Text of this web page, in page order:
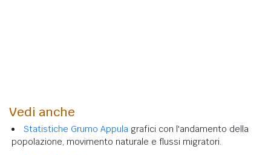
Vedi anche
Statistiche Grumo Appula grafici con l'andamento della
popolazione, movimento naturale e flussi migratori.